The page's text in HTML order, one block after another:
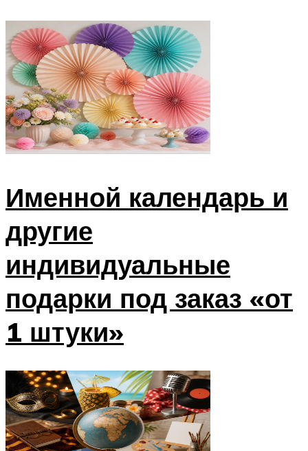
Именной календарь и
другие
индивидуальные
подарки под заказ «от
1 штуки»